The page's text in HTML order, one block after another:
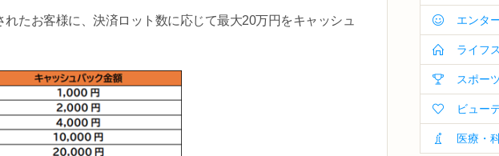
たお客様に、決済ロット数に応じて最大20万円をキャッシュ
エンタ
ライフ
スポー
ビュー
医療・